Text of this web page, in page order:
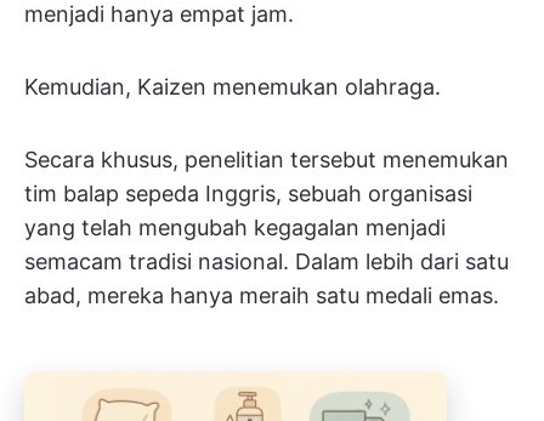
menjadi hanya empat jam.
Kemudian, Kaizen menemukan olahraga.
Secara khusus, penelitian tersebut menemukan
tim balap sepeda Inggris, sebuah organisasi
yang telah mengubah kegagalan menjadi
semacam tradisi nasional. Dalam lebih dari satu
abad, mereka hanya meraih satu medali emas.